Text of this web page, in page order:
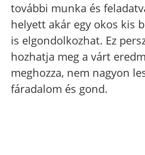
további munka és
helyett akár egy okos kis
is elgondolkozhat. Ez
hozhatja meg a várt
meghozza, nem nagyon
fáradalom és gond.